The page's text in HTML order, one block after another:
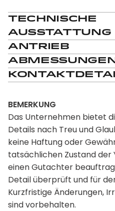
Technische
Ausstattung
Antrieb
Abmessungen
BEMERKUNG
Das Unternehmen bietet
Details nach Treu und
keine Haftung oder
tatsächlichen Zustand der
einen Gutachter
Detail überprüft und für
Kurzfristige Änderungen,
sind vorbehalten.